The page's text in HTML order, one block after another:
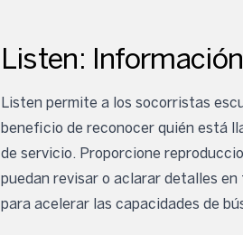
Listen:
Listen permite a los socorristas
beneficio de reconocer quién está
de servicio. Proporcione
puedan revisar o aclarar detalles
para acelerar las capacidades de